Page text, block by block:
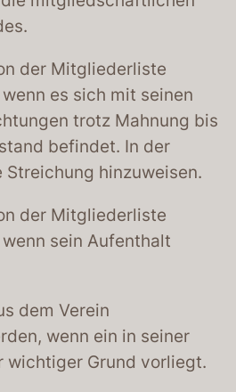
der Mitgliederliste
es sich mit seinen
trotz Mahnung bis
befindet. In der
hinzuweisen.
der Mitgliederliste
sein Aufenthalt
dem Verein
wenn ein in seiner
wichtiger Grund vorliegt.